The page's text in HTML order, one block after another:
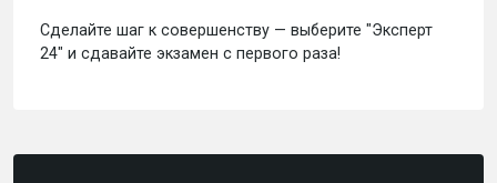
Сделайте шаг к совершенству — выберите "Эксперт
24" и сдавайте экзамен с первого раза!